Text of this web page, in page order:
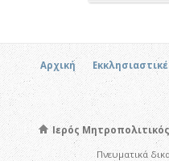
Αρχική
Ιερός
Πνευματικά